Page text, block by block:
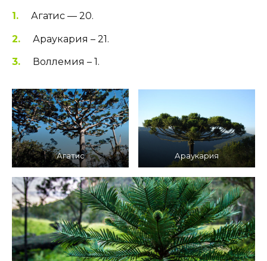
Агатис — 20.
Араукария – 21.
Воллемия – 1.
Агатис Араукария